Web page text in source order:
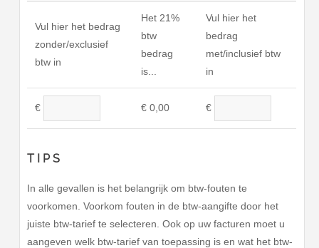
Vul hier het bedrag
zonder/exclusief
btw in
Het 21%
btw
bedrag
is...
Vul hier het
bedrag
met/inclusief btw
in
€ € 0,00 €
TIPS
In alle gevallen is het belangrijk om btw-fouten te
voorkomen. Voorkom fouten in de btw-aangifte door het
juiste btw-tarief te selecteren. Ook op uw facturen moet u
aangeven welk btw-tarief van toepassing is en wat het btw-